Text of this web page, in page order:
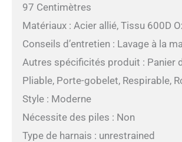
97 Centimètres
Matériaux : Acier allié, Tissu 600D
Conseils d’entretien : Lavage à la
Autres spécificités produit : Panier
Pliable, Porte-gobelet, Respirable,
Style : Moderne
Nécessite des piles : Non
Type de harnais : unrestrained